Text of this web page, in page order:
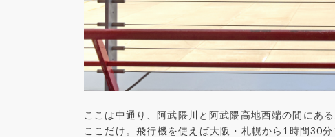
ここは中通り、阿武隈川と阿武隈高地西端の間にあ
ここだけ。飛行機を使えば大阪・札幌から1時間30